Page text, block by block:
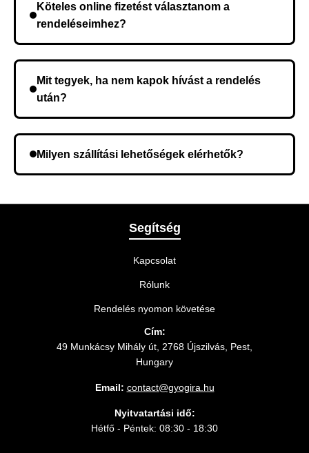
kerül, és ez az időtartam függ a szállítási címtől.
Köteles online fizetést választanom a
rendeléseimhez?
Mit tegyek, ha nem kapok hívást a rendelés
után?
meg a rendelést.
Milyen szállítási lehetőségek elérhetők?
legmegfelelőbb szállítási módot.
Segítség
Kapcsolat
Rólunk
Rendelés nyomon követése
Cím:
49 Munkácsy Mihály út, 2768 Újszilvás, Pest,
Hungary
Email: contact@gyogira.hu
Nyitvatartási idő:
Hétfő - Péntek: 08:30 - 18:30